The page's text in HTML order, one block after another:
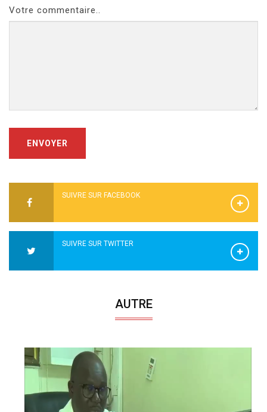
Votre commentaire..
ENVOYER
SUIVRE SUR FACEBOOK
SUIVRE SUR TWITTER
AUTRE